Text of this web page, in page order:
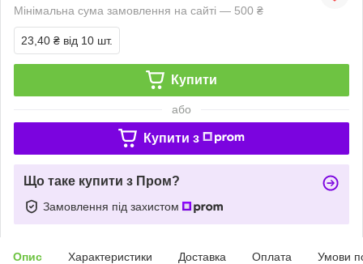
Мінімальна сума замовлення на сайті — 500 ₴
23,40 ₴ від 10 шт.
Купити
або
Купити з
Що таке купити з Пром?
Замовлення під захистом
Опис Характеристики Доставка Оплата Умови